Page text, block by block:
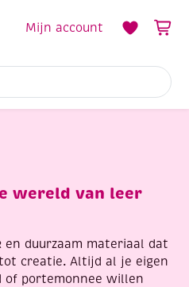
Mijn account
wereld van leer
duurzaam materiaal dat
creatie. Altijd al je eigen
of portemonnee willen